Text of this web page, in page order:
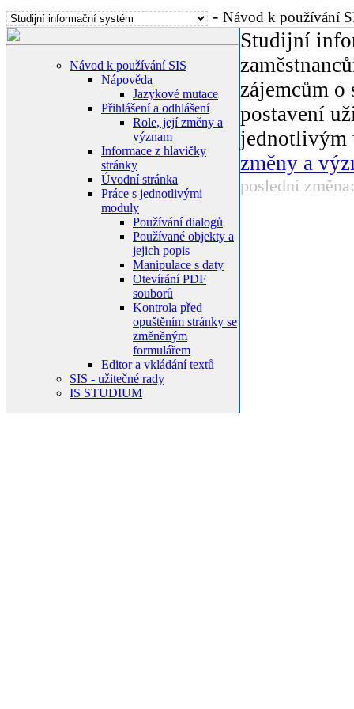
- Návod k používání
Návod k používání SIS
Nápověda
Jazykové mutace
Přihlášení a odhlášení
Role, její změny a
význam
Informace z hlavičky
stránky
Úvodní stránka
Práce s jednotlivými
moduly
Používání dialogů
Používané objekty a
jejich popis
Manipulace s daty
Otevírání PDF
souborů
Kontrola před
opuštěním stránky se
změněným
formulářem
Editor a vkládání textů
SIS - užitečné rady
IS STUDIUM
Studijní
zájemcům
postavení
jednotlivým
změny a
poslední